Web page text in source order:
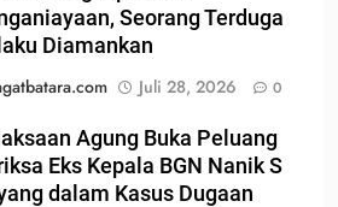
Seorang Terduga
Diamankan
Juli 28, 2026 0
Agung Buka Peluang
Eks Kepala BGN Nanik S
dalam Kasus Dugaan